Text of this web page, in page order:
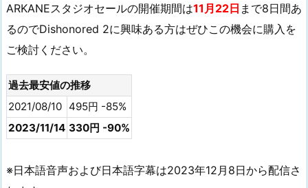
ARKANEスタジオセールの開催期間は11月22日 まで8日間あ
るのでDishonored 2に興味ある方はぜひこの機会に購入を
ご検討ください。
過去最安値の推移
2021/08/10
495円 -85%
2023/11/14 330円 -90%
※日本語音声および日本語字幕は2023年12月8日から配信さ